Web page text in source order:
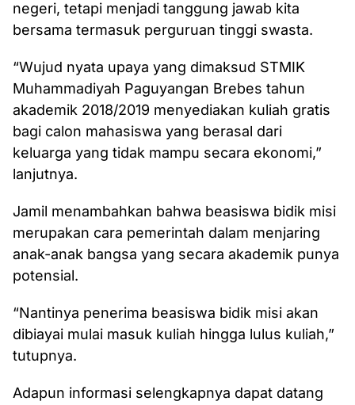
negeri, tetapi menjadi tanggung jawab kita
bersama termasuk perguruan tinggi swasta.
“Wujud nyata upaya yang dimaksud STMIK
Muhammadiyah Paguyangan Brebes tahun
akademik 2018/2019 menyediakan kuliah gratis
bagi calon mahasiswa yang berasal dari
keluarga yang tidak mampu secara ekonomi,”
lanjutnya.
Jamil menambahkan bahwa beasiswa bidik misi
merupakan cara pemerintah dalam menjaring
anak-anak bangsa yang secara akademik punya
potensial.
“Nantinya penerima beasiswa bidik misi akan
dibiayai mulai masuk kuliah hingga lulus kuliah,”
tutupnya.
Adapun informasi selengkapnya dapat datang